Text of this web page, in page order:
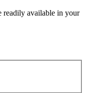
readily available in your